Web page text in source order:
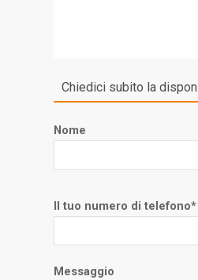
Chiedici subito la
Nome
Il tuo numero di telefono*
Messaggio